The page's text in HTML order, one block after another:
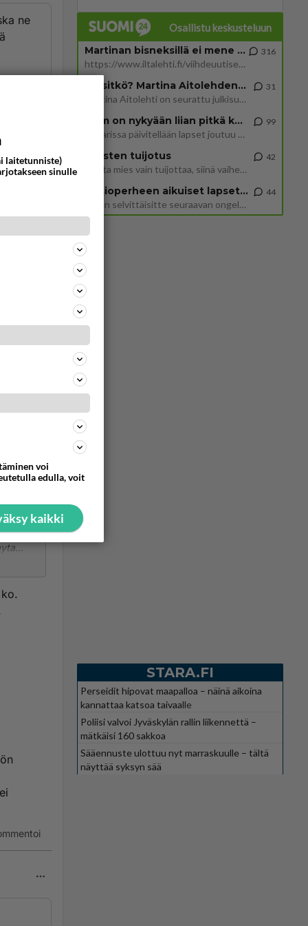
ne
Osallistu keskusteluun
Martinan bisneksillä ei mene hyvin
https://www.iltalehti.fi/viihdeuutiset/a/c46da6ab-340f-4790-aaa7-0865eed2336 Yrityksen konkurssihakemus on tullut kärä
316
Tiesitkö? Martina Aitolehden isäpuoli on tämä suosittu laulaja
Martina Aitolehti on seurattu julkisuuden henkilö. Lähipiiriin mahtuu muitakin tunnettuja henkilöitä. Tiesitkö, että Ma
31
2 km on nykyään liian pitkä koulumatka
Hesarissa päivitellään lapset joutuu nyt kulkemaan 2 km kouluun jösses. Ruostefillarilla tuo matka menee vaikka miten äk
99
Miesten tuijotus
Mutta mies vain tuijottaa, siinä vaiheessa käännän itse pään pois. Mikä juttu? Yleensä jos joku tuijottaa tai katsoo, hä
42
Uusioperheen aikuiset lapset tyhjentää jääkaapin käydessään
Miten selvittäisitte seuraavan ongelman, meillä on uusioperhe, minulla teini-ikäiset lapset ja puolisolla aikuiset, jotk
44
STARA.FI
Perseidit hipovat maapalloa – näinä aikoina
kannattaa katsoa taivaalle
Poliisi valvoi Jyväskylän rallin liikennettä –
mätkäisi 160 sakkoa
Sääennuste ulottuu nyt marraskuulle – tältä
näyttää syksyn sää
laitetunniste)
sinulle
voi
edulla, voit
kaikki